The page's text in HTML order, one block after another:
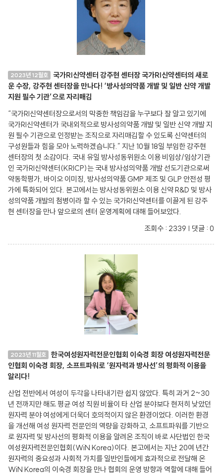
2023년 12월호
국가RI신약센터 강주현 센터장 국가RI신약센터의 새로
운 수장, 강주현 센터장을 만나다! ‘방사성의약품 개발 및 일반 신약 개발
지원 필수 기관’으로 자리매김
“국가RI신약센터장으로서의 막중한 책임감을 누구보다 잘 알고 있기에
국가RI신약센터가 국내외적으로 방사성의약품 개발 및 일반 신약 개발 지
원 필수 기관으로 인정받는 조직으로 자리매김할 수 있도록 신약센터의
구성원들과 힘을 모아 노력하겠습니다.” 지난 10월 18일 부임한 강주현
센터장의 첫 소감이다. 국내 유일 방사성동위원소 이용 비임상/임상기관
인 국가RI신약센터(KRICP)는 국내 방사성의약품 개발 선도기관으로써
약동학평가, 바이오 이미징, 방사성의약품 GMP 제조 및 GLP 안전성 평
가에 특화되어 있다. 본고에서는 방사성동위원소 이용 신약 R&D 및 방사
성의약품 개발의 첨병이라 할 수 있는 국가RI신약센터를 이끌게 된 강주
현 센터장을 만나 앞으로의 센터 운영계획에 대해 들어보았다.
조회수 : 2339 | 댓글 : 0
2023년 11월호
한국여성원자력전문인협회 이숙경 회장 여성원자력전문
인협회 이숙경 회장, 소프트파워로 ‘원자력과 방사선’의 평화적 이용을
알리다!
산업 전반에서 여성이 두각을 나타내기란 쉽지 않았다. 특히 과거 2~30
년 전까지만 해도 평균 여성 직원 비율이 타 산업 분야보다 현저히 낮았던
원자력 분야 여성에게 더욱더 호의적이지 않은 환경이었다. 이러한 환경
을 개선해 여성 원자력 전문인의 역량을 강화하고, 소프트파워를 기반으
로 원자력 및 방사선의 평화적 이용을 알려온 조직이 바로 사단법인 한국
여성원자력전문인협회(WiN Korea)이다. 본고에서는 지난 20여 년간
원자력의 중요성과 사회적 가치를 일반인들에게 효과적으로 전달해 온
WiN Korea의 이숙경 회장을 만나 협회의 운영 방향과 역할에 대해 들어